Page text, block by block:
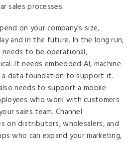
sales processes.
on your company’s size,
and in the future. In the long run,
to be operational,
It needs embedded AI, machine
a data foundation to support it.
needs to support a mobile
who work with customers
sales team. Channel
on distributors, wholesalers, and
who can expand your marketing,